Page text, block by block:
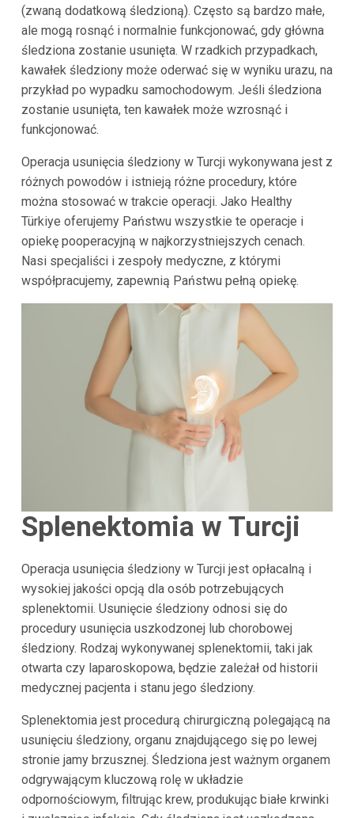
(zwaną dodatkową śledzioną). Często są bardzo małe,
ale mogą rosnąć i normalnie funkcjonować, gdy główna
śledziona zostanie usunięta. W rzadkich przypadkach,
kawałek śledziony może oderwać się w wyniku urazu, na
przykład po wypadku samochodowym. Jeśli śledziona
zostanie usunięta, ten kawałek może wzrosnąć i
funkcjonować.
Operacja usunięcia śledziony w Turcji wykonywana jest z
różnych powodów i istnieją różne procedury, które
można stosować w trakcie operacji. Jako Healthy
Türkiye oferujemy Państwu wszystkie te operacje i
opiekę pooperacyjną w najkorzystniejszych cenach.
Nasi specjaliści i zespoły medyczne, z którymi
współpracujemy, zapewnią Państwu pełną opiekę.
Splenektomia w Turcji
Operacja usunięcia śledziony w Turcji jest opłacalną i
wysokiej jakości opcją dla osób potrzebujących
splenektomii. Usunięcie śledziony odnosi się do
procedury usunięcia uszkodzonej lub chorobowej
śledziony. Rodzaj wykonywanej splenektomii, taki jak
otwarta czy laparoskopowa, będzie zależał od historii
medycznej pacjenta i stanu jego śledziony.
Splenektomia jest procedurą chirurgiczną polegającą na
usunięciu śledziony, organu znajdującego się po lewej
stronie jamy brzusznej. Śledziona jest ważnym organem
odgrywającym kluczową rolę w układzie
odpornościowym, filtrując krew, produkując białe krwinki